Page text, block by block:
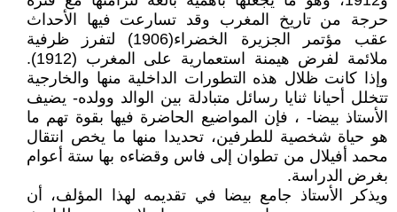
حرجة من تاريخ المغرب وقد تسارعت فيها الأحداث
عقب مؤتمر الجزيرة الخضراء(1906) لتفرز ظرفية
ملائمة لفرض هيمنة استعمارية على المغرب (1912).
وإذا كانت ظلال هذه التطورات الداخلية منها والخارجية
تتخلل أحيانا ثنايا رسائل متبادلة بين الوالد وولده- يضيف
الأستاذ بيضا- ، فإن المواضيع الحاضرة فيها بقوة تهم ما
هو حياة شخصية للطرفين، تحديدا منها ما يخص انتقال
محمد أفيلال من تطوان إلى فاس وقضاءه بها ستة أعوام
بغرض الدراسة.
ويذكر الأستاذ جامع بيضا في تقديمه لهذا المؤلف، أن